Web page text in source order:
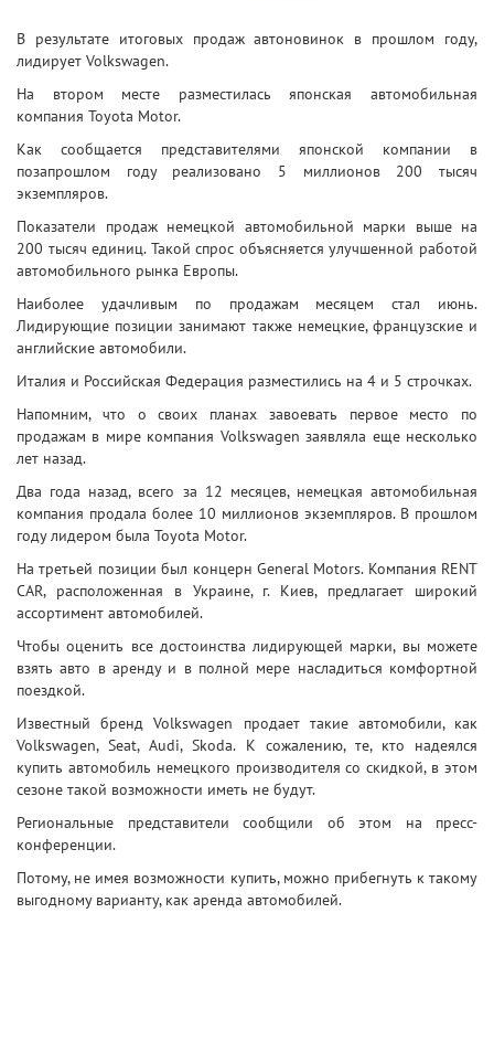
В результате итоговых продаж автоновинок в прошлом году,
лидирует Volkswagen.
На втором месте разместилась японская автомобильная
компания Toyota Motor.
Как сообщается представителями японской компании в
позапрошлом году реализовано 5 миллионов 200 тысяч
экземпляров.
Показатели продаж немецкой автомобильной марки выше на
200 тысяч единиц. Такой спрос объясняется улучшенной работой
автомобильного рынка Европы.
Наиболее удачливым по продажам месяцем стал июнь.
Лидирующие позиции занимают также немецкие, французские и
английские автомобили.
Италия и Российская Федерация разместились на 4 и 5 строчках.
Напомним, что о своих планах завоевать первое место по
продажам в мире компания Volkswagen заявляла еще несколько
лет назад.
Два года назад, всего за 12 месяцев, немецкая автомобильная
компания продала более 10 миллионов экземпляров. В прошлом
году лидером была Toyota Motor.
На третьей позиции был концерн General Motors. Компания RENT
CAR, расположенная в Украине, г. Киев, предлагает широкий
ассортимент автомобилей.
Чтобы оценить все достоинства лидирующей марки, вы можете
взять авто в аренду и в полной мере насладиться комфортной
поездкой.
Известный бренд Volkswagen продает такие автомобили, как
Volkswagen, Seat, Audi, Skoda. К сожалению, те, кто надеялся
купить автомобиль немецкого производителя со скидкой, в этом
сезоне такой возможности иметь не будут.
Региональные представители сообщили об этом на пресс-
конференции.
Потому, не имея возможности купить, можно прибегнуть к такому
выгодному варианту, как аренда автомобилей.